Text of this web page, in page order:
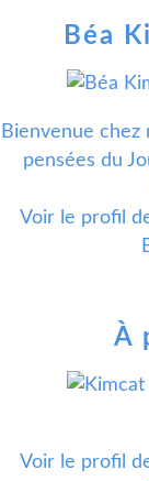
Béa
Bienvenue chez
pensées du
Voir le profil
À
Voir le profil